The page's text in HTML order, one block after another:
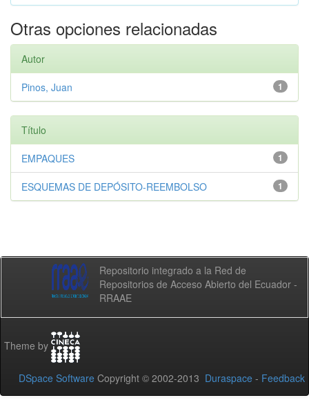
Otras opciones relacionadas
Autor
1
Pinos, Juan
Título
1
EMPAQUES
1
ESQUEMAS DE DEPÓSITO-REEMBOLSO
Repositorio integrado a la Red de
Repositorios de Acceso Abierto del Ecuador -
RRAAE
Theme by
DSpace Software Copyright © 2002-2013 Duraspace - Feedback